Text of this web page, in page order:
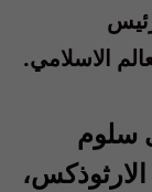
الاسلامي.
سلوم